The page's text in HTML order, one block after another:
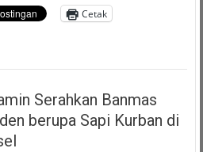
Cetak
Serahkan Banmas
berupa Sapi Kurban di